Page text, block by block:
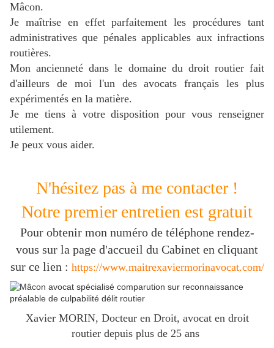
Mâcon.
Je maîtrise en effet parfaitement les procédures tant
administratives que pénales applicables aux infractions
routières.
Mon ancienneté dans le domaine du droit routier fait
d'ailleurs de moi l'un des avocats français les plus
expérimentés en la matière.
Je me tiens à votre disposition pour vous renseigner
utilement.
Je peux vous aider.
N'hésitez pas à me contacter !
Notre premier entretien est gratuit
Pour obtenir mon numéro de téléphone rendez-
vous sur la page d'accueil du Cabinet en cliquant
sur ce lien : https://www.maitrexaviermorinavocat.com/
Xavier MORIN, Docteur en Droit, avocat en droit
routier depuis plus de 25 ans